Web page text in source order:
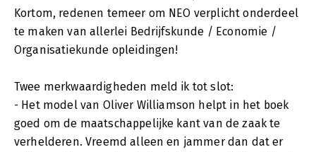
Kortom, redenen temeer om NEO verplicht onderdeel
te maken van allerlei Bedrijfskunde / Economie /
Organisatiekunde opleidingen!
Twee merkwaardigheden meld ik tot slot:
- Het model van Oliver Williamson helpt in het boek
goed om de maatschappelijke kant van de zaak te
verhelderen. Vreemd alleen en jammer dan dat er